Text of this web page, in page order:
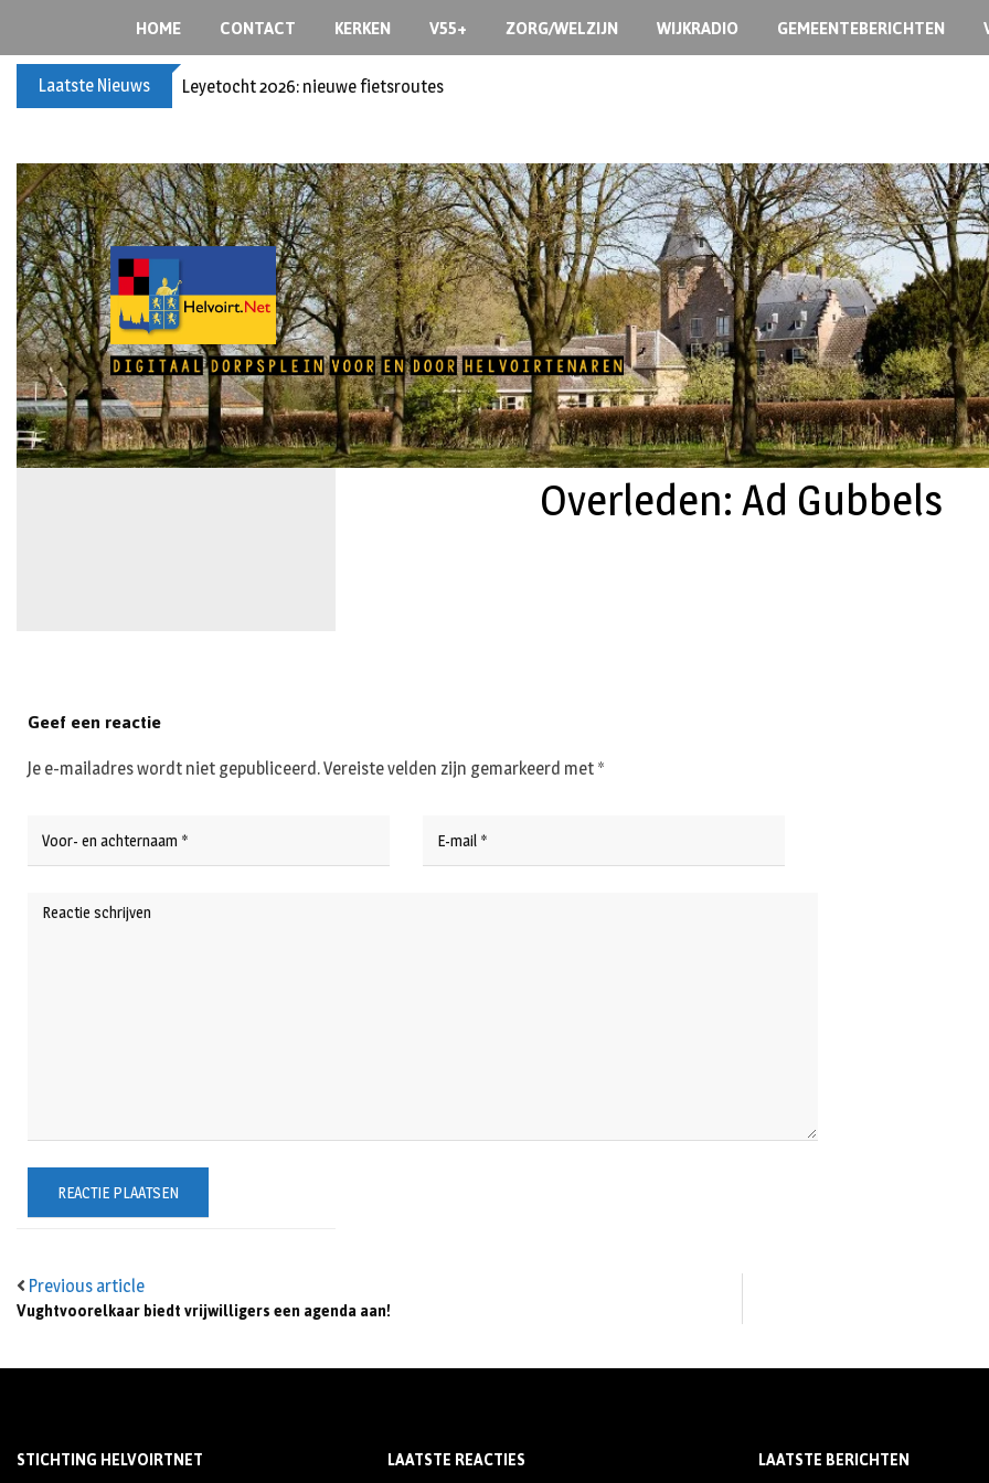
HOME CONTACT KERKEN V55+ ZORG/WELZIJN WIJKRADIO GEMEENTEBERICHTEN
Laatste Nieuws Leyetocht 2026: nieuwe fietsroutes
Overleden: Ad Gubbels
Previous article
Vughtvoorelkaar biedt vrijwilligers een agenda aan!
Geef een reactie
Je e-mailadres wordt niet gepubliceerd.Vereiste velden zijn gemarkeerd met *
STICHTING HELVOIRTNET LAATSTE REACTIES LAATSTE BERICHTEN